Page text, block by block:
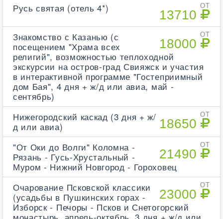
ОТ
13710
Русь святая (отель 4*)
ОТ
18000
Знакомство с Казанью (с
посещением "Храма всех
религий", возможностью теплоходной
экскурсии на остров-град Свияжск и участия
в интерактивной программе "Гостеприимный
дом Бая", 4 дня + ж/д или авиа, май -
сентябрь)
ОТ
18650
Нижегородский каскад (3 дня + ж/
д или авиа)
ОТ
21490
"От Оки до Волги" Коломна -
Рязань - Гусь-Хрустальный -
Муром - Нижний Новгород - Гороховец
ОТ
23000
Очарование Псковской классики
(усадьбы в Пушкинских горах -
Изборск - Печоры - Псков и Снетогорский